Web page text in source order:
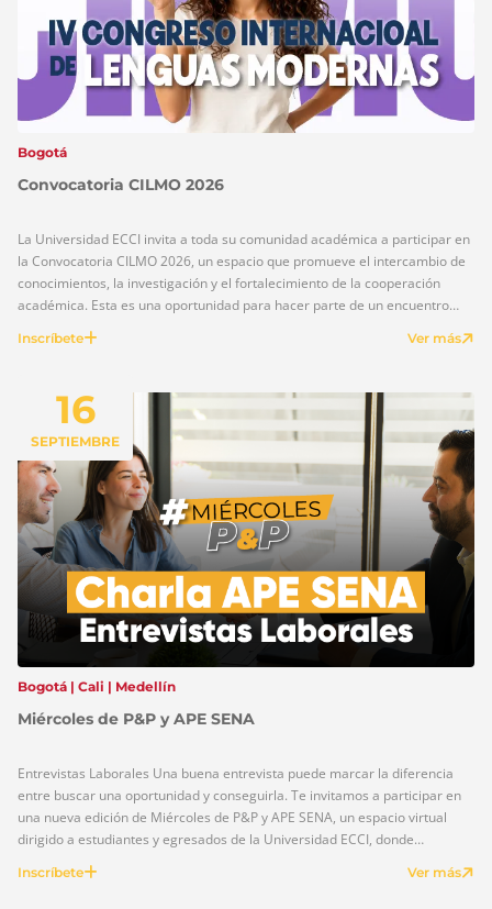
Bogotá
Convocatoria CILMO 2026
La Universidad ECCI invita a toda su comunidad académica a participar en
la Convocatoria CILMO 2026, un espacio que promueve el intercambio de
conocimientos, la investigación y el fortalecimiento de la cooperación
académica. Esta es una oportunidad para hacer parte de un encuentro
que reunirá a estudiantes, docentes, investigadores y demás integrantes
de la comunidad […]
Inscríbete Ver más
16
SEPTIEMBRE
Bogotá | Cali | Medellín
Miércoles de P&P y APE SENA
Entrevistas Laborales Una buena entrevista puede marcar la diferencia
entre buscar una oportunidad y conseguirla. Te invitamos a participar en
una nueva edición de Miércoles de P&P y APE SENA, un espacio virtual
dirigido a estudiantes y egresados de la Universidad ECCI, donde
conocerás estrategias y recomendaciones para afrontar con éxito los
procesos de selección […]
Inscríbete Ver más